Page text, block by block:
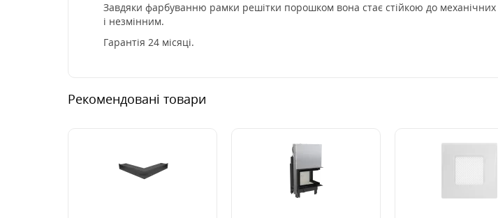
Завдяки фарбуванню рамки решітки порошком вона стає стійкою до механічних
і незмінним.
Гарантія 24 місяці.
Рекомендовані товари